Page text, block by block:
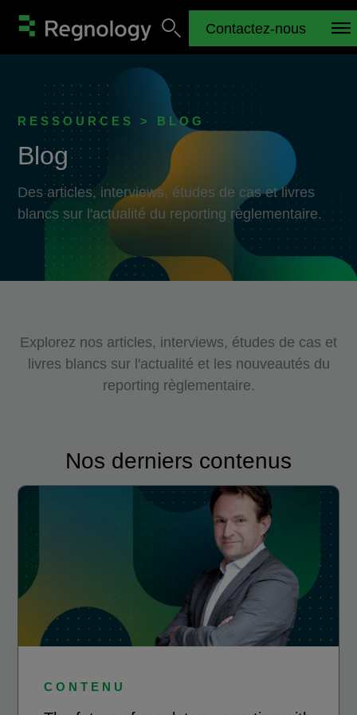
Contactez-nous
RESSOURCES > BLOG
Blog
Des articles, interviews, études de cas et livres
blancs sur l'actualité du reporting règlementaire.
Explorez nos articles, interviews, études de cas et
livres blancs sur l'actualité et les nouveautés du
reporting règlementaire.
Nos derniers contenus
CONTENU